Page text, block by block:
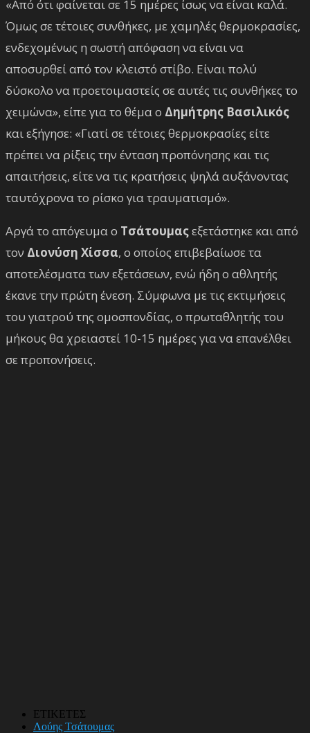
«Από ότι φαίνεται σε 15 ημέρες ίσως να είναι καλά.
Όμως σε τέτοιες συνθήκες, με χαμηλές θερμοκρασίες,
ενδεχομένως η σωστή απόφαση να είναι να
αποσυρθεί από τον κλειστό στίβο. Είναι πολύ
δύσκολο να προετοιμαστείς σε αυτές τις συνθήκες το
χειμώνα», είπε για το θέμα ο Δημήτρης Βασιλικός
και εξήγησε: «Γιατί σε τέτοιες θερμοκρασίες είτε
πρέπει να ρίξεις την ένταση προπόνησης και τις
απαιτήσεις, είτε να τις κρατήσεις ψηλά αυξάνοντας
ταυτόχρονα το ρίσκο για τραυματισμό».
Αργά το απόγευμα ο Τσάτουμαςεξετάστηκε και από
τον Διονύση Χίσσα, ο οποίος επιβεβαίωσε τα
αποτελέσματα των εξετάσεων, ενώ ήδη ο αθλητής
έκανε την πρώτη ένεση. Σύμφωνα με τις εκτιμήσεις
του γιατρού της ομοσπονδίας, ο πρωταθλητής του
μήκους θα χρειαστεί 10-15 ημέρες για να επανέλθει
σε προπονήσεις.
ΕΤΙΚΕΤΕΣ
Λούης Τσάτουμας